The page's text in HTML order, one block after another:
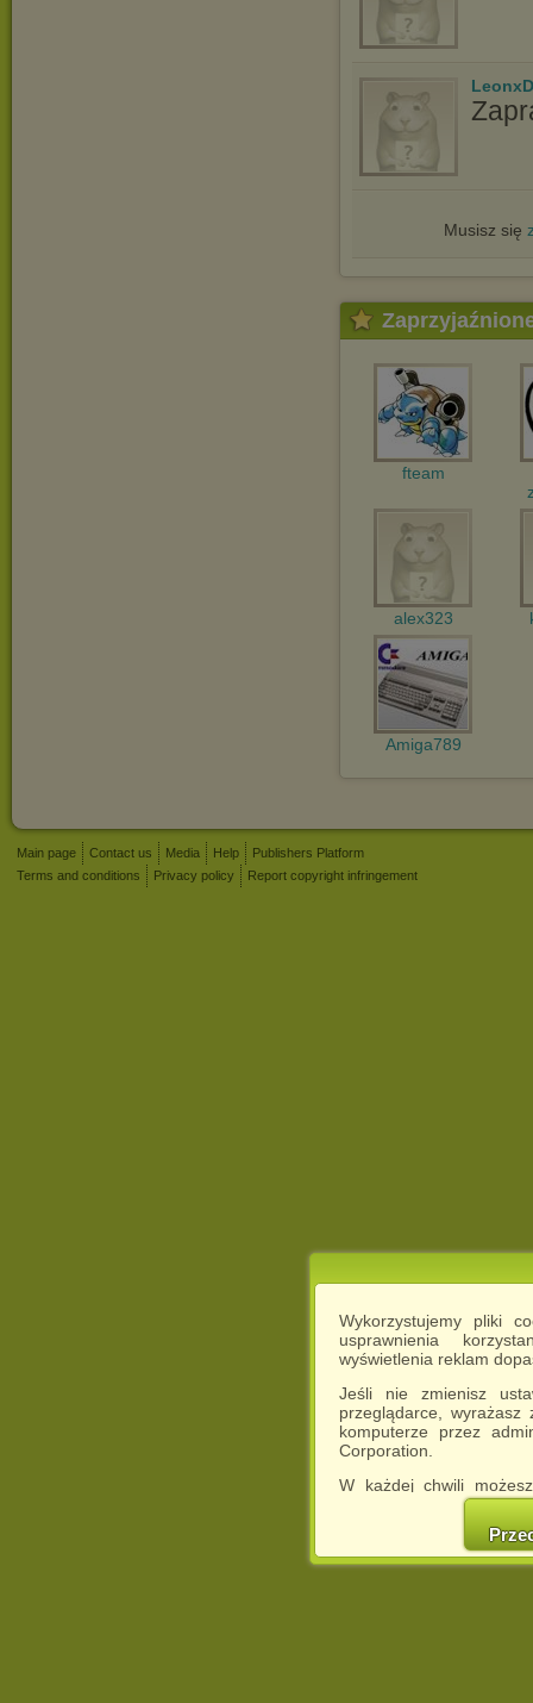
Wykorzystujemy pliki
usprawnienia
wyświetlenia reklam
Jeśli nie zmienisz
przeglądarce,
komputerze przez
Corporation.
W każdej chwili
cookies w swojej
w naszej
http://chomikuj.pl/
Musisz się
fteam
alex323
Amiga789
Main page Contact us Media Help
Publishers Platform
Terms and conditions
Privacy policy Report copyright infringement